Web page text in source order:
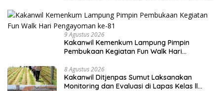
9 Agustus 2026
Kakanwil Kemenkum Lampung Pimpin
Pembukaan Kegiatan Fun Walk Hari
8 Agustus 2026
Kakanwil Ditjenpas Sumut Laksanakan
Monitoring dan Evaluasi di Lapas Kelas ll